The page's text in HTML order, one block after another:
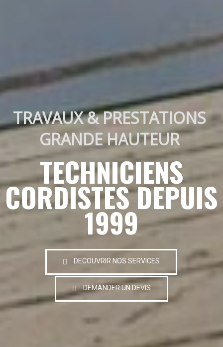
TRAVAUX & PRESTATIONS
GRANDE HAUTEUR
TECHNICIENS
CORDISTES DEPUIS
1999
DECOUVRIR NOS SERVICES
DEMANDER UN DEVIS